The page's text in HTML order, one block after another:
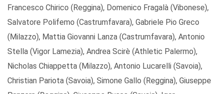
Francesco Chirico (Reggina), Domenico Fragalà (Vibonese),
Salvatore Polifemo (Castrumfavara), Gabriele Pio Greco
(Milazzo), Mattia Giovanni Lanza (Castrumfavara), Antonio
Stella (Vigor Lamezia), Andrea Scirè (Athletic Palermo),
Nicholas Chiappetta (Milazzo), Antonio Lucarelli (Savoia),
Christian Pariota (Savoia), Simone Gallo (Reggina), Giuseppe